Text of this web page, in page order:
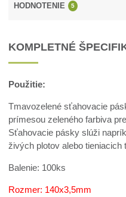
HODNOTENIE 5
KOMPLETNÉ
Použitie:
Tmavozelené sťahovacie
prímesou zeleného farbiva
Sťahovacie pásky slúži
živých plotov alebo tieniacich
Balenie: 100ks
Rozmer: 140x3,5mm